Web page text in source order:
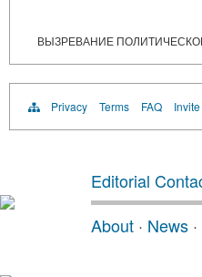
ВЫЗРЕВАНИЕ ПОЛИТИЧЕСКОГО
Privacy Terms FAQ
Editorial
About · News ·